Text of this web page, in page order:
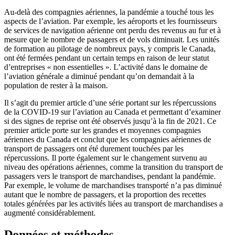
Au-delà des compagnies aériennes, la pandémie a touché tous les
aspects de l’aviation. Par exemple, les aéroports et les fournisseurs
de services de navigation aérienne ont perdu des revenus au fur et à
mesure que le nombre de passagers et de vols diminuait. Les unités
de formation au pilotage de nombreux pays, y compris le Canada,
ont été fermées pendant un certain temps en raison de leur statut
d’entreprises « non essentielles ». L’activité dans le domaine de
l’aviation générale a diminué pendant qu’on demandait à la
population de rester à la maison.
Il s’agit du premier article d’une série portant sur les répercussions
de la COVID-19 sur l’aviation au Canada et permettant d’examiner
si des signes de reprise ont été observés jusqu’à la fin de 2021. Ce
premier article porte sur les grandes et moyennes compagnies
aériennes du Canada et conclut que les compagnies aériennes de
transport de passagers ont été durement touchées par les
répercussions. Il porte également sur le changement survenu au
niveau des opérations aériennes, comme la transition du transport de
passagers vers le transport de marchandises, pendant la pandémie.
Par exemple, le volume de marchandises transporté n’a pas diminué
autant que le nombre de passagers, et la proportion des recettes
totales générées par les activités liées au transport de marchandises a
augmenté considérablement.